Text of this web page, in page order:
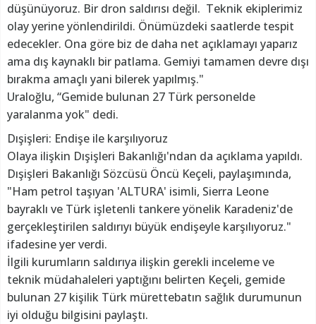
düşünüyoruz. Bir dron saldırısı değil. Teknik ekiplerimiz
olay yerine yönlendirildi. Önümüzdeki saatlerde tespit
edecekler. Ona göre biz de daha net açıklamayı yaparız
ama dış kaynaklı bir patlama. Gemiyi tamamen devre dışı
bırakma amaçlı yani bilerek yapılmış."
Uraloğlu, “Gemide bulunan 27 Türk personelde
yaralanma yok" dedi.
Dışişleri: Endişe ile karşılıyoruz
Olaya ilişkin Dışişleri Bakanlığı'ndan da açıklama yapıldı.
Dışişleri Bakanlığı Sözcüsü Öncü Keçeli, paylaşımında,
"Ham petrol taşıyan 'ALTURA' isimli, Sierra Leone
bayraklı ve Türk işletenli tankere yönelik Karadeniz'de
gerçekleştirilen saldırıyı büyük endişeyle karşılıyoruz."
ifadesine yer verdi.
İlgili kurumların saldırıya ilişkin gerekli inceleme ve
teknik müdahaleleri yaptığını belirten Keçeli, gemide
bulunan 27 kişilik Türk mürettebatın sağlık durumunun
iyi olduğu bilgisini paylaştı.